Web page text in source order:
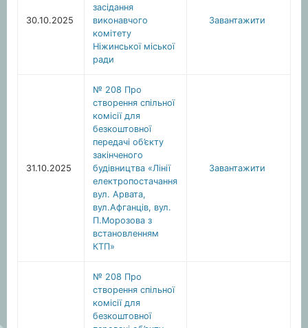
30.10.2025
засідання
виконавчого
комітету
Ніжинської міської
ради
Завантажити
31.10.2025
№ 208 Про
створення спільної
комісії для
безкоштовної
передачі об’єкту
закінченого
будівництва «Лінії
електропостачання
вул. Арвата,
вул.Афганців, вул.
П.Морозова з
встановленням
КТП»
Завантажити
№ 208 Про
створення спільної
комісії для
безкоштовної